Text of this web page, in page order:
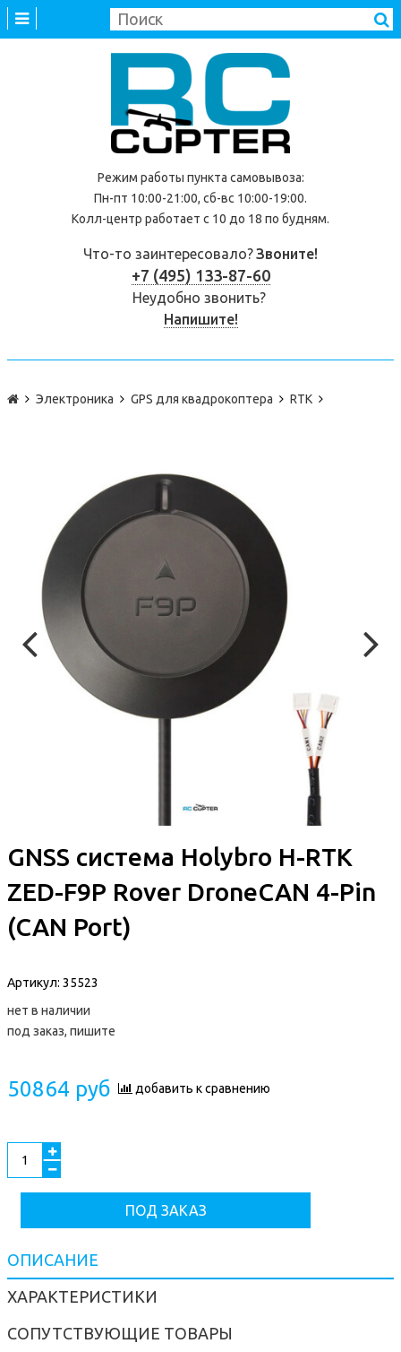
Режим работы пункта самовывоза:
Пн-пт 10:00-21:00, сб-вс 10:00-19:00.
Колл-центр работает с 10 до 18 по будням.
Что-то заинтересовало?Звоните!
+7 (495) 133-87-60
Неудобно звонить?
Напишите!
Электроника GPS для квадрокоптера RTK
GNSS система Holybro H-RTK
ZED-F9P Rover DroneCAN 4-Pin
(CAN Port)
Артикул: 35523
нет в наличии
под заказ, пишите
50864 руб добавить к сравнению
ПОД ЗАКАЗ
ОПИСАНИЕ
ХАРАКТЕРИСТИКИ
СОПУТСТВУЮЩИЕ ТОВАРЫ